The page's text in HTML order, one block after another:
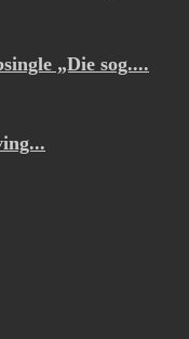
„Die sog....